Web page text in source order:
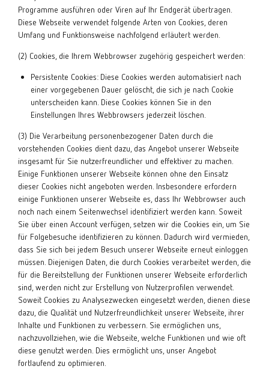
Programme ausführen oder Viren auf Ihr Endgerät übertragen.
Diese Webseite verwendet folgende Arten von Cookies, deren
Umfang und Funktionsweise nachfolgend erläutert werden.
(2) Cookies, die Ihrem Webbrowser zugehörig gespeichert werden:
Persistente Cookies: Diese Cookies werden automatisiert nach
einer vorgegebenen Dauer gelöscht, die sich je nach Cookie
unterscheiden kann. Diese Cookies können Sie in den
Einstellungen Ihres Webbrowsers jederzeit löschen.
(3) Die Verarbeitung personenbezogener Daten durch die
vorstehenden Cookies dient dazu, das Angebot unserer Webseite
insgesamt für Sie nutzerfreundlicher und effektiver zu machen.
Einige Funktionen unserer Webseite können ohne den Einsatz
dieser Cookies nicht angeboten werden. Insbesondere erfordern
einige Funktionen unserer Webseite es, dass Ihr Webbrowser auch
noch nach einem Seitenwechsel identifiziert werden kann. Soweit
Sie über einen Account verfügen, setzen wir die Cookies ein, um Sie
für Folgebesuche identifizieren zu können. Dadurch wird vermieden,
dass Sie sich bei jedem Besuch unserer Webseite erneut einloggen
müssen. Diejenigen Daten, die durch Cookies verarbeitet werden, die
für die Bereitstellung der Funktionen unserer Webseite erforderlich
sind, werden nicht zur Erstellung von Nutzerprofilen verwendet.
Soweit Cookies zu Analysezwecken eingesetzt werden, dienen diese
dazu, die Qualität und Nutzerfreundlichkeit unserer Webseite, ihrer
Inhalte und Funktionen zu verbessern. Sie ermöglichen uns,
nachzuvollziehen, wie die Webseite, welche Funktionen und wie oft
diese genutzt werden. Dies ermöglicht uns, unser Angebot
fortlaufend zu optimieren.